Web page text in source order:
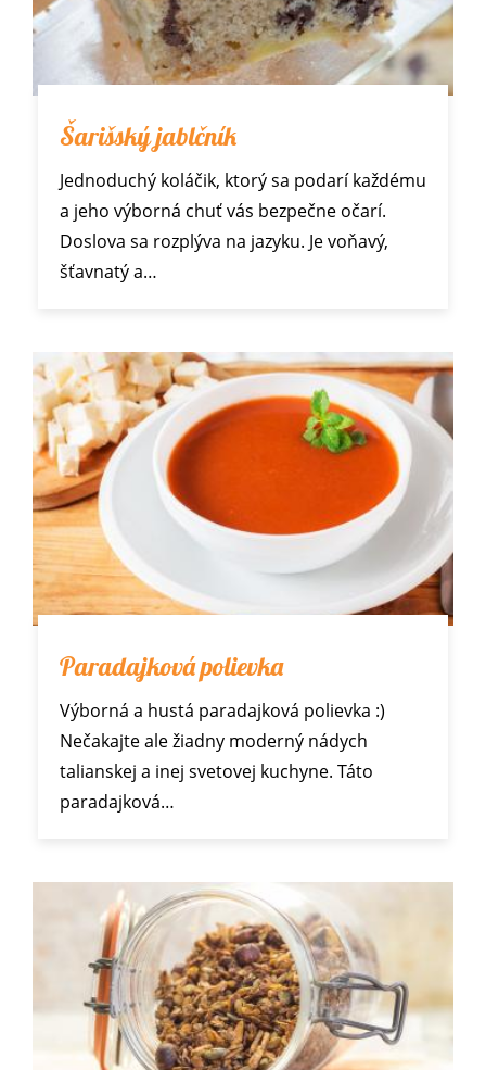
Šarišský jablčník
Jednoduchý koláčik, ktorý sa podarí každému
a jeho výborná chuť vás bezpečne očarí.
Doslova sa rozplýva na jazyku. Je voňavý,
šťavnatý a…
Paradajková polievka
Výborná a hustá paradajková polievka :)
Nečakajte ale žiadny moderný nádych
talianskej a inej svetovej kuchyne. Táto
paradajková…